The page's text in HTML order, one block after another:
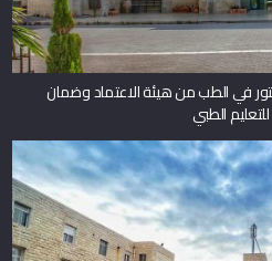
في الطب من هيئة الاعتماد وضمان
الطبي